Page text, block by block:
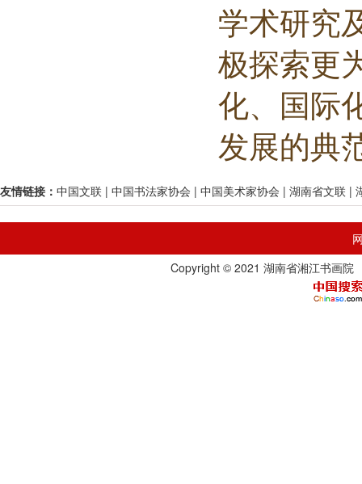
学术研究
极探索更
化、国际
发展的典
友情链接： 中国文联 | 中国书法家协会 | 中国美术家协会 | 湖南省文联 |
Copyright © 2021 湖南省湘江书画